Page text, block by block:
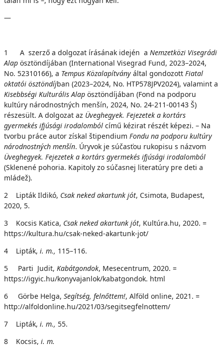
—
1 A szerző a dolgozat írásának idején a Nemzetközi Visegrádi
Alap ösztöndíjában (International Visegrad Fund, 2023–2024,
No. 52310166), a Tempus Közalapítvány által gondozott Fiatal
oktatói ösztöndíjban (2023–2024, No. HTP578JPV2024), valamint a
Kisebbségi Kulturális Alap ösztöndíjában (Fond na podporu
kultúry národnostných menšín, 2024, No. 24-211-00143 Š)
részesült. A dolgozat az Üveghegyek. Fejezetek a kortárs
gyermekés ifjúsági irodalomból című kézirat részét képezi. – Na
tvorbu práce autor získal štipendium Fondu na podporu kultúry
národnostných menšín. Úryvok je súčasťou rukopisu s názvom
Üveghegyek. Fejezetek a kortárs gyermekés ifjúsági irodalomból
(Sklenené pohoria. Kapitoly zo súčasnej literatúry pre deti a
mládež).
2 Lipták Ildikó, Csak neked akartunk jót, Csimota, Budapest,
2020, 5.
3 Kocsis Katica, Csak neked akartunk jót, Kultúra.hu, 2020. =
https://kultura.hu/csak-neked-akartunk-jot/
4 Lipták, i. m., 115–116.
5 Parti Judit, Kabátgondok, Mesecentrum, 2020. =
https://igyic.hu/konyvajanlok/kabatgondok. html
6 Görbe Helga, Segítség, felnőttem!, Alföld online, 2021. =
http://alfoldonline.hu/2021/03/segitsegfelnottem/
7 Lipták, i. m., 55.
8 Kocsis, i. m.